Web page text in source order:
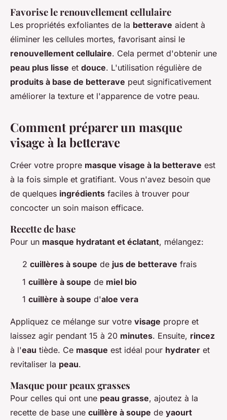
Favorise le renouvellement cellulaire
Les propriétés exfoliantes de la betterave aident à
éliminer les cellules mortes, favorisant ainsi le
renouvellement cellulaire. Cela permet d'obtenir une
peau plus lisse et douce. L'utilisation régulière de
produits à base de betterave peut significativement
améliorer la texture et l'apparence de votre peau.
Comment préparer un masque
visage à la betterave
Créer votre propre masque visage à la betterave est
à la fois simple et gratifiant. Vous n'avez besoin que
de quelques ingrédients faciles à trouver pour
concocter un soin maison efficace.
Recette de base
Pour un masque hydratant et éclatant, mélangez:
2 cuillères à soupe de jus de betterave frais
1 cuillère à soupe de miel bio
1 cuillère à soupe d'aloe vera
Appliquez ce mélange sur votre visage propre et
laissez agir pendant 15 à 20 minutes. Ensuite, rincez
à l'eau tiède. Ce masque est idéal pour hydrater et
revitaliser la peau.
Masque pour peaux grasses
Pour celles qui ont une peau grasse, ajoutez à la
recette de base une cuillère à soupe de yaourt